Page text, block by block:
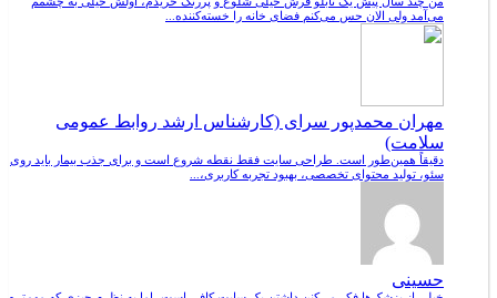
می‌آمد ولی الان حس می‌کنم فضای خانه را خسته‌کننده...
مهران محمدپور سرای (کارشناس ارشد روابط عمومی
سلامت)
دقیقاً همین‌طور است. طراحی سایت فقط نقطه شروع است و برای جذب بیمار باید روی
سئو، تولید محتوای تخصصی، بهبود تجربه کاربری،...
حسینی